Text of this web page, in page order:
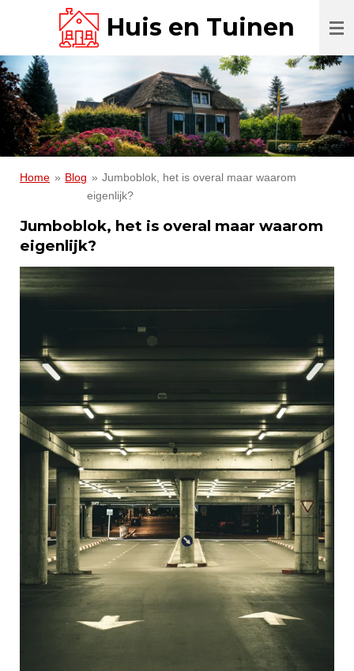
de
hoofdinhoud
Huis en Tuinen
Home » Blog » Jumboblok, het is overal maar waarom
eigenlijk?
Jumboblok, het is overal maar waarom
eigenlijk?